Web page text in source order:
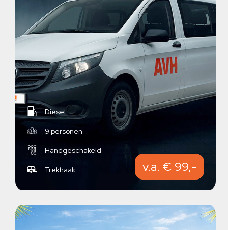
Diesel
9 personen
Handgeschakeld
Trekhaak v.a. € 99,-